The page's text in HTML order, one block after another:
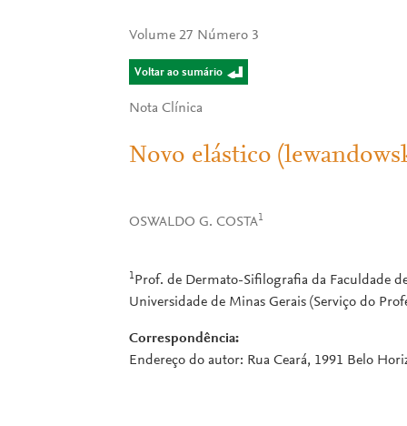
Volume 27 Número 3
Voltar ao sumário
Nota Clínica
Novo elástico
OSWALDO G. COSTA1
1 Prof. de Dermato-Sifilografia da Faculdade
Universidade de Minas Gerais (Serviço do
Correspondência:
Endereço do autor: Rua Ceará, 1991 Belo